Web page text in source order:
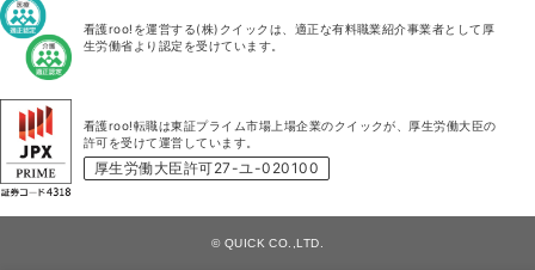
看護roo!を運営する(株)クイックは、適正な有料職業紹介事業者として厚
生労働省より認定を受けています。
看護roo!転職は東証プライム市場上場企業のクイックが、厚生労働大臣の
許可を受けて運営しています。
厚生労働大臣許可27-ユ-020100
© QUICK CO.,LTD.